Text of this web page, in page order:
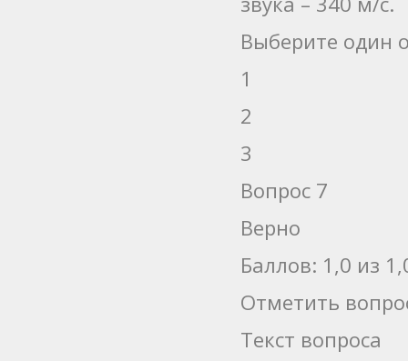
Выберите один
1
2
3
Вопрос 7
Верно
Баллов: 1,0 из
Отметить
Текст вопроса